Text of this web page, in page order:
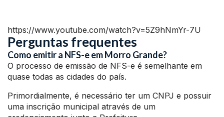
https://www.youtube.com/watch?v=5Z9hNmYr-7U
Perguntas frequentes
Como emitir a NFS-e em Morro Grande?
O processo de emissão de NFS-e é semelhante em
quase todas as cidades do país.
Primordialmente, é necessário ter um CNPJ e possuir
uma inscrição municipal através de um